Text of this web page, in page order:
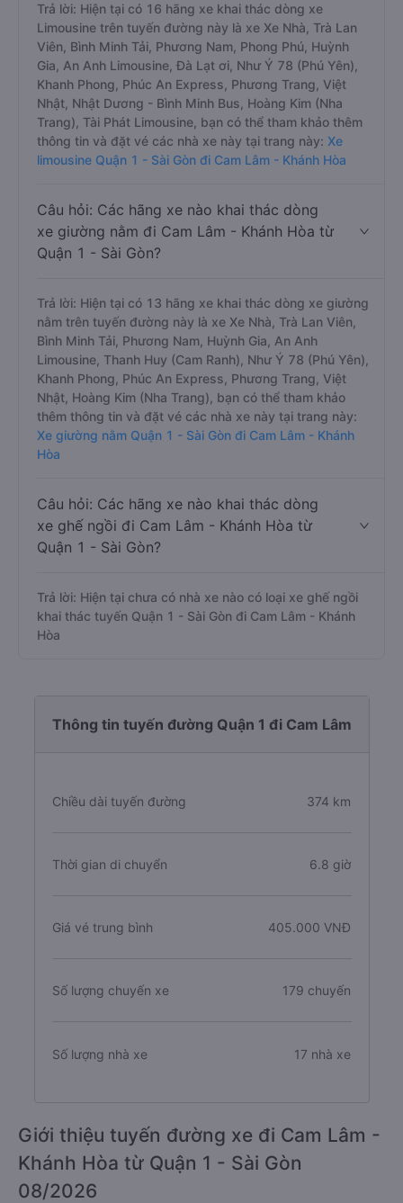
Trả lời: Hiện tại có 16 hãng xe khai thác dòng xe
Limousine trên tuyến đường này là xe Xe Nhà, Trà Lan
Viên, Bình Minh Tải, Phương Nam, Phong Phú, Huỳnh
Gia, An Anh Limousine, Đà Lạt ơi, Như Ý 78 (Phú Yên),
Khanh Phong, Phúc An Express, Phương Trang, Việt
Nhật, Nhật Dương - Bình Minh Bus, Hoàng Kim (Nha
Trang), Tài Phát Limousine, bạn có thể tham khảo thêm
thông tin và đặt vé các nhà xe này tại trang này: Xe
limousine Quận 1 - Sài Gòn đi Cam Lâm - Khánh Hòa
Câu hỏi: Các hãng xe nào khai thác dòng
xe giường nằm đi Cam Lâm - Khánh Hòa từ
Quận 1 - Sài Gòn?
Trả lời: Hiện tại có 13 hãng xe khai thác dòng xe giường
nằm trên tuyến đường này là xe Xe Nhà, Trà Lan Viên,
Bình Minh Tải, Phương Nam, Huỳnh Gia, An Anh
Limousine, Thanh Huy (Cam Ranh), Như Ý 78 (Phú Yên),
Khanh Phong, Phúc An Express, Phương Trang, Việt
Nhật, Hoàng Kim (Nha Trang), bạn có thể tham khảo
thêm thông tin và đặt vé các nhà xe này tại trang này:
Xe giường nằm Quận 1 - Sài Gòn đi Cam Lâm - Khánh
Hòa
Câu hỏi: Các hãng xe nào khai thác dòng
xe ghế ngồi đi Cam Lâm - Khánh Hòa từ
Quận 1 - Sài Gòn?
Trả lời: Hiện tại chưa có nhà xe nào có loại xe ghế ngồi
khai thác tuyến Quận 1 - Sài Gòn đi Cam Lâm - Khánh
Hòa
Thông tin tuyến đường Quận 1 đi Cam Lâm
Chiều dài tuyến đường 374 km
Thời gian di chuyển 6.8 giờ
Giá vé trung bình 405.000 VNĐ
Số lượng chuyến xe 179 chuyến
Số lượng nhà xe 17 nhà xe
Giới thiệu tuyến đường xe đi Cam Lâm -
Khánh Hòa từ Quận 1 - Sài Gòn
08/2026